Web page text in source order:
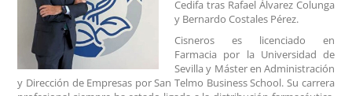
Cedifa tras Rafael Álvarez Colunga
y Bernardo Costales Pérez.
Cisneros es licenciado en
Farmacia por la Universidad de
Sevilla y Máster en Administración
y Dirección de Empresas por San Telmo Business School. Su carrera